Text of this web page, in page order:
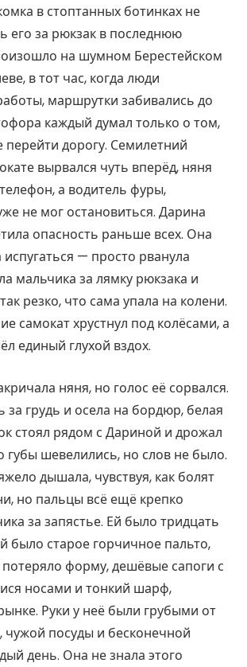
в стоптанных ботинках не
его за рюкзак в последнюю
на шумном Берестейском
в тот час, когда люди
маршрутки забивались до
каждый думал только о том,
перейти дорогу. Семилетний
вырвался чуть вперёд, няня
а водитель фуры,
не мог остановиться. Дарина
опасность раньше всех. Она
— просто рванула
мальчика за лямку рюкзака и
резко, что сама упала на колени.
самокат хрустнул под колёсами, а
единый глухой вздох.
няня, но голос её сорвался.
за грудь и осела на бордюр, белая
стоял рядом с Дариной и дрожал
губы шевелились, но слов не было.
дышала, чувствуя, как болят
но пальцы всё ещё крепко
за запястье. Ей было тридцать
было старое горчичное пальто,
форму, дешёвые сапоги с
носами и тонкий шарф,
Руки у неё были грубыми от
чужой посуды и бесконечной
день. Она не знала этого